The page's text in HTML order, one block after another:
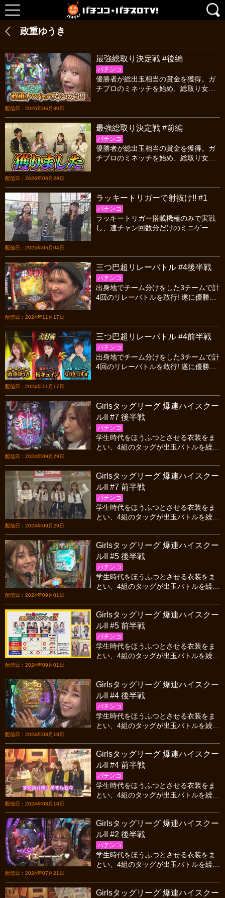
政重ゆうき
配信日：2026年06月30日
最強総取り決定戦 #後編
パチンコ
優勝者が総出玉相当の賞金を獲得。ガ
チプロのミネッチを始め、総取り女王
が本気で出玉対決！
配信日：2026年06月29日
最強総取り決定戦 #前編
パチンコ
優勝者が総出玉相当の賞金を獲得。ガ
チプロのミネッチを始め、総取り女王
が本気で出玉対決！
配信日：2025年05月04日
ラッキートリガーで射抜け!! #1
パチンコ
ラッキートリガー搭載機種のみで実戦
し、連チャン回数分だけのミニゲーム
配信日：2024年11月17日
三つ巴超リレーバトル #4後半戦
パチンコ
出身地でチーム分けをした3チームで計
4回のリレーバトルを敢行! 遂に優勝が
配信日：2024年11月17日
三つ巴超リレーバトル #4前半戦
パチンコ
出身地でチーム分けをした3チームで計
4回のリレーバトルを敢行! 遂に優勝が
配信日：2024年09月29日
Girlsタッグリーグ 爆連ハイスクー
ルII #7 後半戦
パチンコ
学生時代をほうふつとさせる衣装をま
とい、4組のタッグが出玉バトルを繰り
たる戦いの頂点に立つのは果たしてど
ちらのタッグか!?
配信日：2024年09月29日
Girlsタッグリーグ 爆連ハイスクー
ルII #7 前半戦
パチンコ
学生時代をほうふつとさせる衣装をま
とい、4組のタッグが出玉バトルを繰り
たる戦いの頂点に立つのは果たしてど
ちらのタッグか!?
配信日：2024年09月01日
Girlsタッグリーグ 爆連ハイスクー
ルII #5 後半戦
パチンコ
学生時代をほうふつとさせる衣装をま
とい、4組のタッグが出玉バトルを繰り
こで初勝利を掴めるか…!?
配信日：2024年09月01日
Girlsタッグリーグ 爆連ハイスクー
ルII #5 前半戦
パチンコ
学生時代をほうふつとさせる衣装をま
とい、4組のタッグが出玉バトルを繰り
こで初勝利を掴めるか…!?
配信日：2024年08月18日
Girlsタッグリーグ 爆連ハイスクー
ルII #4 後半戦
パチンコ
学生時代をほうふつとさせる衣装をま
とい、4組のタッグが出玉バトルを繰り
更新しまくる大爆連を記録!!
配信日：2024年08月18日
Girlsタッグリーグ 爆連ハイスクー
ルII #4 前半戦
パチンコ
学生時代をほうふつとさせる衣装をま
とい、4組のタッグが出玉バトルを繰り
更新しまくる大爆連を記録!!
配信日：2024年07月21日
Girlsタッグリーグ 爆連ハイスクー
ルII #2 後半戦
パチンコ
学生時代をほうふつとさせる衣装をま
とい、4組のタッグが出玉バトルを繰り
ンバーのなか、大とんでん返しが起こ
る…!?
Girlsタッグリーグ 爆連ハイスクー